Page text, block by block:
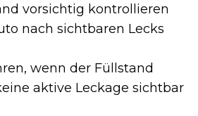
vorsichtig kontrollieren
nach sichtbaren Lecks
wenn der Füllstand
aktive Leckage sichtbar